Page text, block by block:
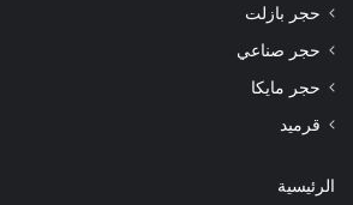
حجر بازلت
حجر صناعي
حجر مايكا
قرميد
الرئيسية